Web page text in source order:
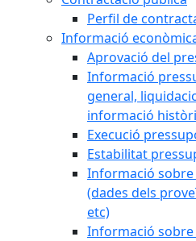
Perfil de
Informació
Aprovació del
Informació
general,
informació
Execució
Estabilitat
Informació
(dades dels
etc)
Informació sobre